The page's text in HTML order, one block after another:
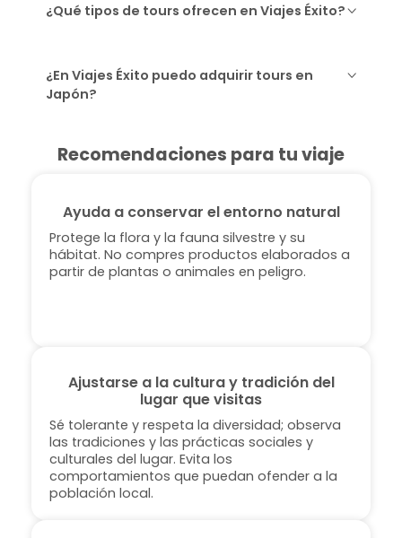
¿Qué tipos de tours ofrecen en Viajes Éxito?
¿En Viajes Éxito puedo adquirir tours en
Japón?
Recomendaciones para tu viaje
Ayuda a conservar el entorno natural
Protege la flora y la fauna silvestre y su
hábitat. No compres productos elaborados a
partir de plantas o animales en peligro.
Ajustarse a la cultura y tradición del
lugar que visitas
Sé tolerante y respeta la diversidad; observa
las tradiciones y las prácticas sociales y
culturales del lugar. Evita los
comportamientos que puedan ofender a la
población local.